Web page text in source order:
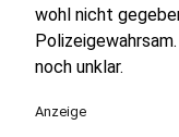
wohl nicht
noch unklar.
Anzeige